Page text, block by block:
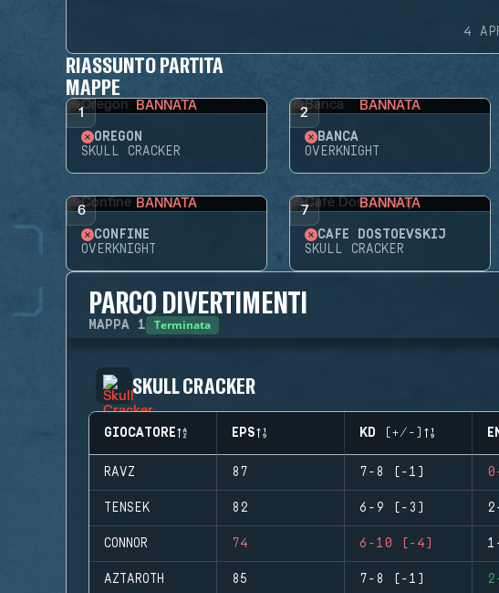
4
RIASSUNTO PARTITA
MAPPE
1 BANNATA
OREGON
SKULL CRACKER
2 BANNATA
BANCA
OVERKNIGHT
6 BANNATA
CONFINE
OVERKNIGHT
7 BANNATA
CAFÉ DOSTOEVSKIJ
SKULL CRACKER
PARCO DIVERTIMENTI
MAPPA 1 Terminata
SKULL CRACKER
GIOCATORE EPS KD (+/-)
RAVZ 87 7-8 (-1)
TENSEK 82 6-9 (-3)
CONNOR 74 6-10 (-4)
AZTAROTH 85 7-8 (-1)